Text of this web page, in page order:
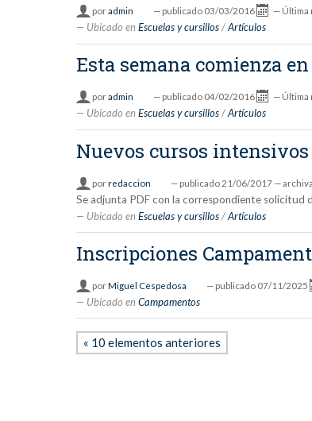
poradmin — publicado03/03/2016 — Última
Ubicado en Escuelas y cursillos /Artículos
Esta semana comienza
poradmin — publicado04/02/2016 — Última
Ubicado en Escuelas y cursillos /Artículos
Nuevos cursos
porredaccion — publicado21/06/2017 —
Se adjunta PDF con la correspondiente solicitud
Ubicado en Escuelas y cursillos /Artículos
Inscripciones
porMiguel Cespedosa — publicado07/11/2025
Ubicado en Campamentos
« 10 elementos anteriores